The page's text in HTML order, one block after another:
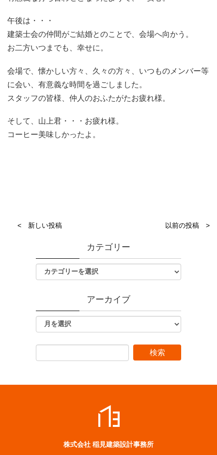
午後は・・・
建築士会の仲間がご結婚とのことで、会場へ向かう。
お二方いつまでも、幸せに。
会場で、懐かしい方々、久々の方々、いつものメンバー等
に会い、有意義な時間を過ごしました。
スタッフの皆様、仲人のおふたがたお疲れ様。
そして、山上君・・・お疲れ様。
コーヒー美味しかったよ。
< 新しい投稿 以前の投稿 >
カテゴリー
アーカイブ
株式会社 稲見建築設計事務所